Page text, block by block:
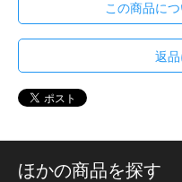
この商品に
返
ほかの商品を探す